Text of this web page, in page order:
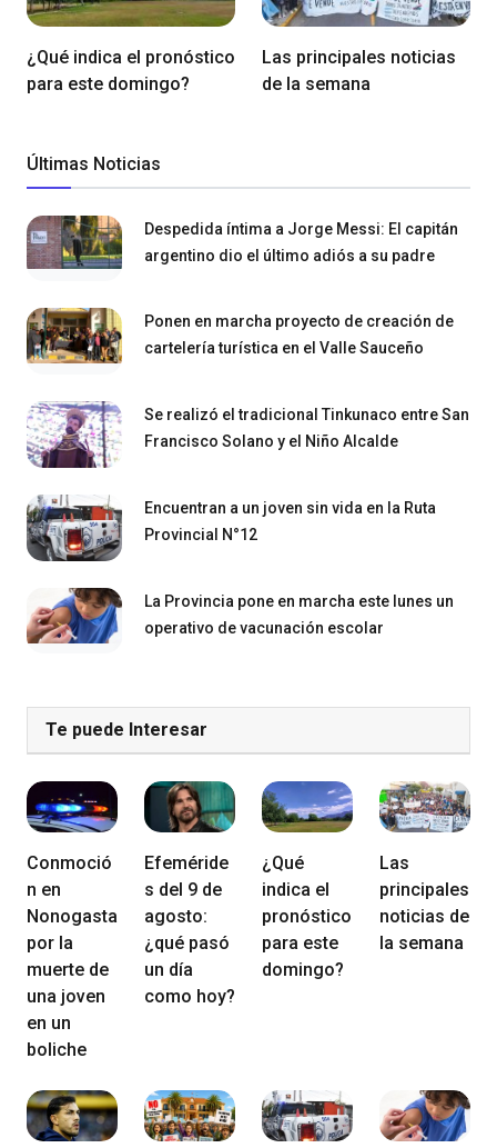
¿Qué indica el pronóstico
para este domingo?
Las principales noticias
de la semana
Últimas Noticias
Despedida íntima a Jorge Messi: El capitán
argentino dio el último adiós a su padre
Ponen en marcha proyecto de creación de
cartelería turística en el Valle Sauceño
Se realizó el tradicional Tinkunaco entre San
Francisco Solano y el Niño Alcalde
Encuentran a un joven sin vida en la Ruta
Provincial N°12
La Provincia pone en marcha este lunes un
operativo de vacunación escolar
Te puede Interesar
Conmoció
n en
Nonogasta
por la
muerte de
una joven
en un
boliche
Efeméride
s del 9 de
agosto:
¿qué pasó
un día
como hoy?
¿Qué
indica el
pronóstico
para este
domingo?
Las
principales
noticias de
la semana